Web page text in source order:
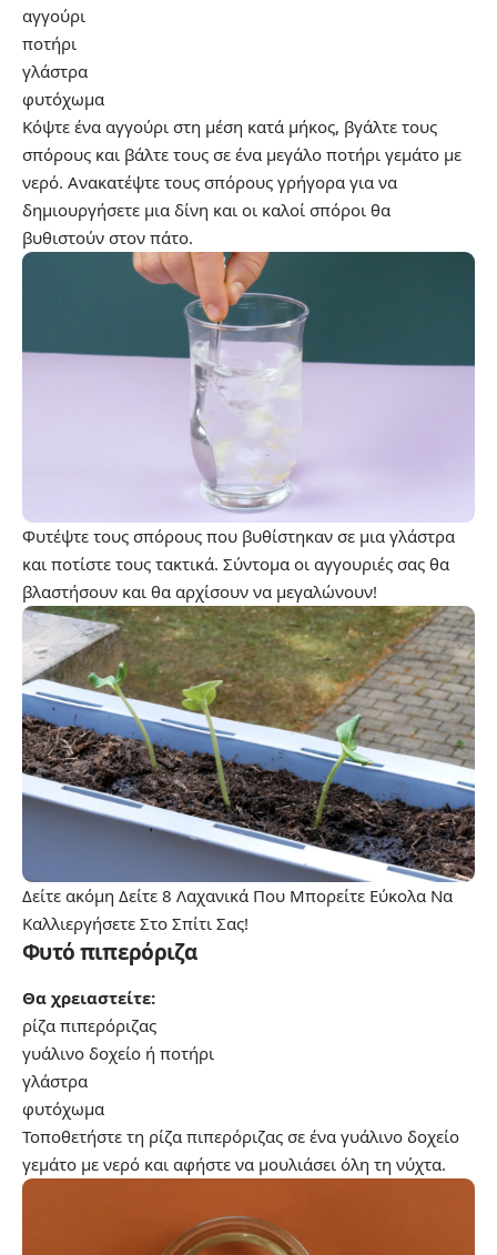
αγγούρι
ποτήρι
γλάστρα
φυτόχωμα
Κόψτε ένα αγγούρι στη μέση κατά μήκος, βγάλτε τους
σπόρους και βάλτε τους σε ένα μεγάλο ποτήρι γεμάτο με
νερό. Ανακατέψτε τους σπόρους γρήγορα για να
δημιουργήσετε μια δίνη και οι καλοί σπόροι θα
βυθιστούν στον πάτο.
Φυτέψτε τους σπόρους που βυθίστηκαν σε μια γλάστρα
και ποτίστε τους τακτικά. Σύντομα οι αγγουριές σας θα
βλαστήσουν και θα αρχίσουν να μεγαλώνουν!
Δείτε ακόμη Δείτε 8 Λαχανικά Που Μπορείτε Εύκολα Να
Καλλιεργήσετε Στο Σπίτι Σας!
Φυτό πιπερόριζα
Θα χρειαστείτε:
ρίζα πιπερόριζας
γυάλινο δοχείο ή ποτήρι
γλάστρα
φυτόχωμα
Τοποθετήστε τη ρίζα πιπερόριζας σε ένα γυάλινο δοχείο
γεμάτο με νερό και αφήστε να μουλιάσει όλη τη νύχτα.